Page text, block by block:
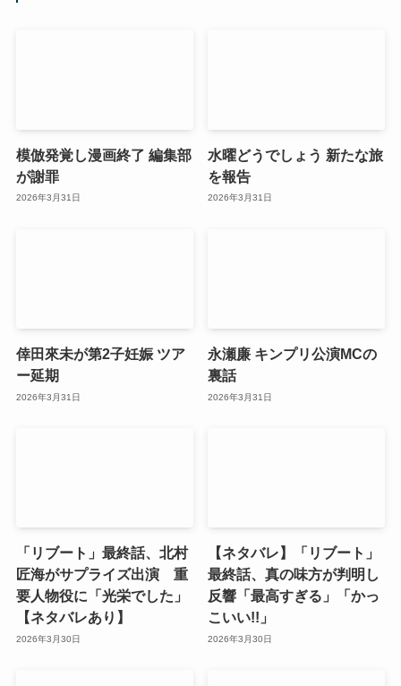
模倣発覚し漫画終了 編集部
が謝罪
2026年3月31日
水曜どうでしょう 新たな旅
を報告
2026年3月31日
倖田來未が第2子妊娠 ツア
ー延期
2026年3月31日
永瀬廉 キンプリ公演MCの
裏話
2026年3月31日
「リブート」最終話、北村
匠海がサプライズ出演 重
要人物役に「光栄でした」
【ネタバレあり】
2026年3月30日
【ネタバレ】「リブート」
最終話、真の味方が判明し
反響「最高すぎる」「かっ
こいい!!」
2026年3月30日